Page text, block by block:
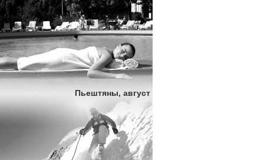
Пьештяны, август